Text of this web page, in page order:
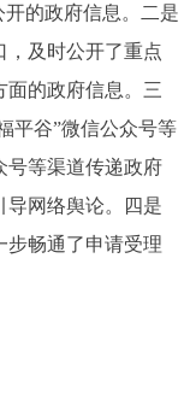
的政府信息。二是
，及时公开了重点
面的政府信息。三
平谷”微信公众号等
号等渠道传递政府
导网络舆论。四是
步畅通了申请受理